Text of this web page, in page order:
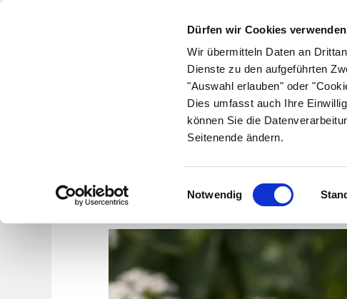
Dürfen wir Cookies
Wir übermitteln Daten an
Dienste zu den aufgeführten
"Auswahl erlauben" oder
Dies umfasst auch Ihre
können Sie die
Seitenende ändern.
Einwilligungsauswahl
Notwendig
Symptome Therapie